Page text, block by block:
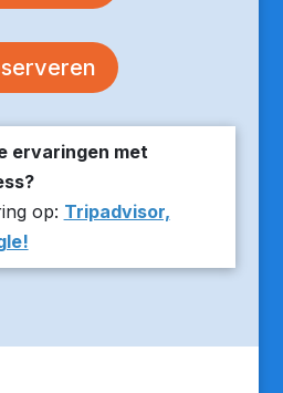
ervaringen met
op: Tripadvisor,